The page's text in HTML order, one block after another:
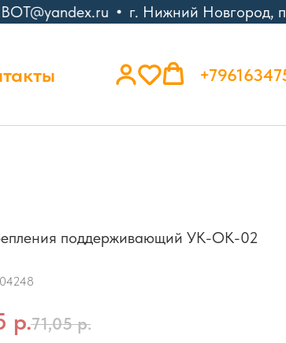
г. Нижний Новгород,
поддерживающий УК-ОК-02
04248
р.71,05 р.